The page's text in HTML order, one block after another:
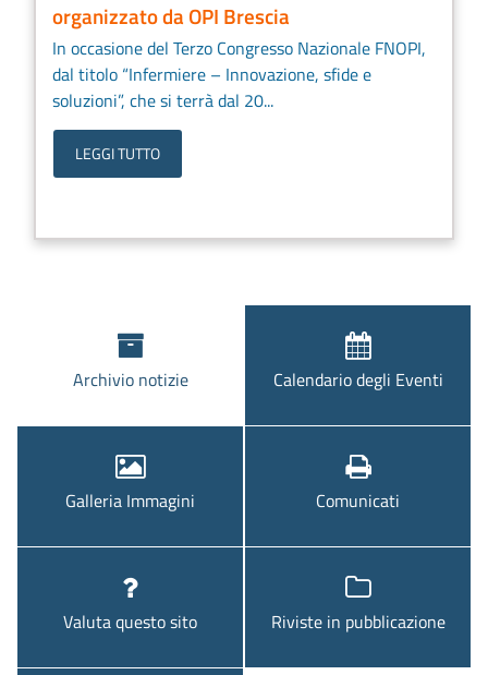
organizzato da OPI Brescia
In occasione del Terzo Congresso Nazionale FNOPI,
dal titolo “Infermiere – Innovazione, sfide e
soluzioni”, che si terrà dal 20...
LEGGI TUTTO
Archivio notizie Calendario degli Eventi
Galleria Immagini Comunicati
Valuta questo sito Riviste in pubblicazione